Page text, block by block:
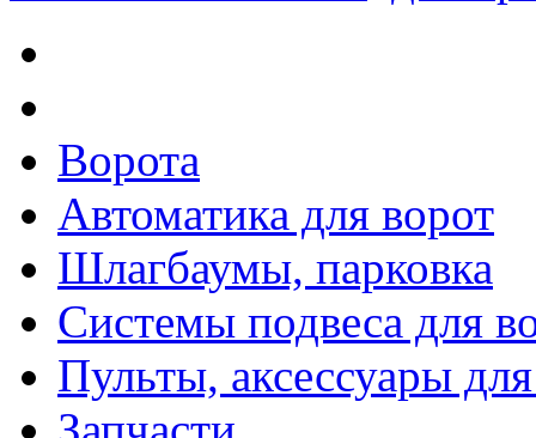
Ворота
Автоматика для ворот
Шлагбаумы, парковка
Системы подвеса для
Пульты, аксессуары